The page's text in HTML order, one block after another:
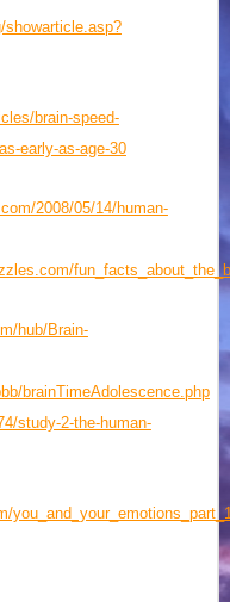
showarticle.asp?
brain-speed-
early-as-age-30
2008/05/14/human-
hub/Brain-
brainTimeAdolescence.php
study-2-the-human-